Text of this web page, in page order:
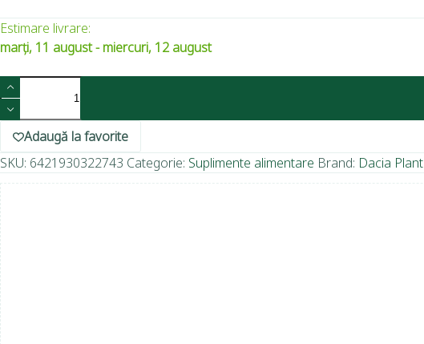
Estimare livrare:
marți, 11 august - miercuri, 12 august
Adaugă la favorite
SKU: 6421930322743 Categorie: Suplimente alimentare Brand: Dacia Plant